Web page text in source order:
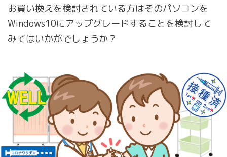
お買い換えを検討されている方はそのパソコンを
Windows10にアップグレードすることを検討して
みてはいかがでしょうか？